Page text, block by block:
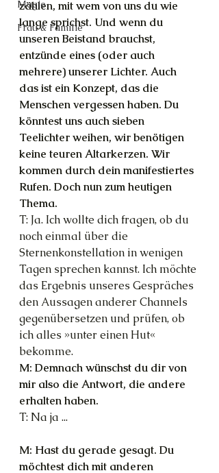
Magie
Frau & Familie
zählen, mit wem von uns du wie
lange sprichst. Und wenn du
unseren Beistand brauchst,
entzünde eines (oder auch
mehrere) unserer Lichter. Auch
das ist ein Konzept, das die
Menschen vergessen haben. Du
könntest uns auch sieben
Teelichter weihen, wir benötigen
keine teuren Altarkerzen. Wir
kommen durch dein manifestiertes
Rufen. Doch nun zum heutigen
Thema.
T: Ja. Ich wollte dich fragen, ob du
noch einmal über die
Sternenkonstellation in wenigen
Tagen sprechen kannst. Ich möchte
das Ergebnis unseres Gespräches
den Aussagen anderer Channels
gegenübersetzen und prüfen, ob
ich alles »unter einen Hut«
bekomme.
M: Demnach wünschst du dir von
mir also die Antwort, die andere
erhalten haben.
T: Na ja ...
M: Hast du gerade gesagt. Du
möchtest dich mit anderen